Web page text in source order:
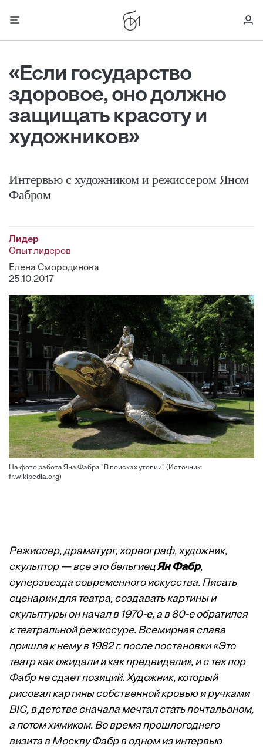
«Если государство
здоровое, оно должно
защищать красоту и
художников»
Интервью с художником и режиссером Яном
Фабром
Лидер
Опыт лидеров
Елена Смородинова
25.10.2017
На фото работа Яна Фабра "В поисках утопии" (Источник:
fr.wikipedia.org)
Режиссер, драматург, хореограф, художник,
скульптор — все это бельгиецЯн Фабр,
суперзвезда современного искусства. Писать
сценарии для театра, создавать картины и
скульптуры он начал в 1970-е, а в 80-е обратился
к театральной режиссуре. Всемирная слава
пришла к нему в 1982 г. после постановки «Это
театр как ожидали и как предвидели», и с тех пор
Фабр не сдает позиций. Художник, который
рисовал картины собственной кровью и ручками
BIC, в детстве сначала мечтал стать почтальоном,
а потом химиком. Во время прошлогоднего
визита в Москву Фабр в одном из интервью